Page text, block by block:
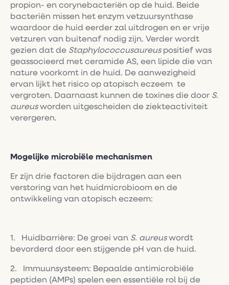
propion- en corynebacteriën op de huid. Beide
bacteriën missen het enzym vetzuursynthase
waardoor de huid eerder zal uitdrogen en er vrije
vetzuren van buitenaf nodig zijn. Verder wordt
gezien dat de Staphylococcusaureuspositief was
geassocieerd met ceramide AS, een lipide die van
nature voorkomt in de huid. De aanwezigheid
ervan lijkt het risico op atopisch eczeem te
vergroten. Daarnaast kunnen de toxines die door S.
aureusworden uitgescheiden de ziekteactiviteit
verergeren.
Mogelijke microbiële mechanismen
Er zijn drie factoren die bijdragen aan een
verstoring van het huidmicrobioom en de
ontwikkeling van atopisch eczeem:
1. Huidbarrière: De groei van S. aureuswordt
bevorderd door een stijgende pH van de huid.
2. Immuunsysteem: Bepaalde antimicrobiële
peptiden (AMPs) spelen een essentiële rol bij de